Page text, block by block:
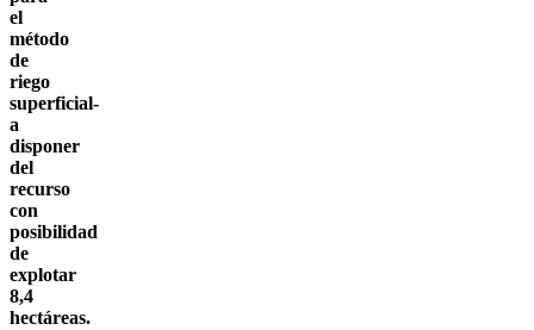
el
método
de
riego
superficial-
a
disponer
del
recurso
con
posibilidad
de
explotar
8,4
hectáreas.